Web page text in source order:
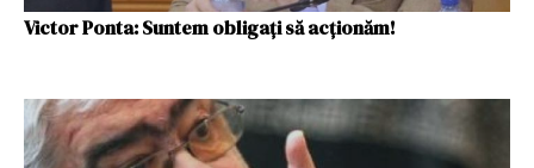
Victor Ponta: Suntem obligați să acționăm!